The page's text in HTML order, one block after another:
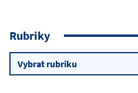
Rubriky
Rubriky